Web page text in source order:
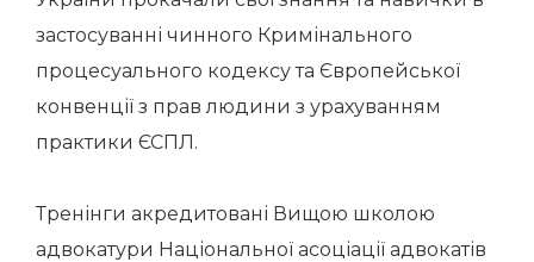
застосуванні чинного Кримінального
процесуального кодексу та Європейської
конвенції з прав людини з урахуванням
практики ЄСПЛ.
Тренінги акредитовані Вищою школою
адвокатури Національної асоціації адвокатів